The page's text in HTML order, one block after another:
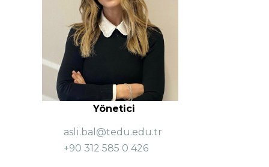
Yönetici
asli.bal@tedu.edu.tr
+90 312 585 0 426